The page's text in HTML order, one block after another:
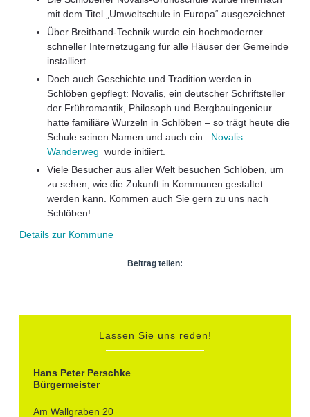
mit dem Titel „Umweltschule in Europa“ ausgezeichnet.
Über Breitband-Technik wurde ein hochmoderner
schneller Internetzugang für alle Häuser der Gemeinde
installiert.
Doch auch Geschichte und Tradition werden in
Schlöben gepflegt: Novalis, ein deutscher Schriftsteller
der Frühromantik, Philosoph und Bergbauingenieur
hatte familiäre Wurzeln in Schlöben – so trägt heute die
Schule seinen Namen und auch ein Novalis
Wanderweg wurde initiiert.
Viele Besucher aus aller Welt besuchen Schlöben, um
zu sehen, wie die Zukunft in Kommunen gestaltet
werden kann. Kommen auch Sie gern zu uns nach
Schlöben!
Details zur Kommune
Beitrag teilen:
Lassen Sie uns reden!
Hans Peter Perschke
Bürgermeister
Am Wallgraben 20